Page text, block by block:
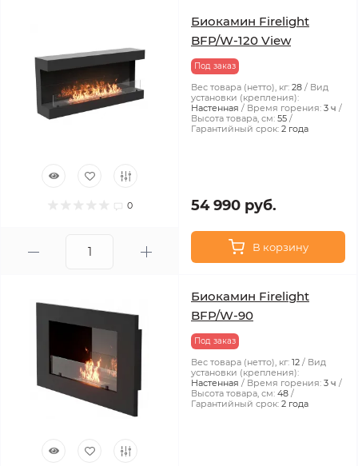
0
Биокамин Firelight
BFP/W-120 View
Под заказ
Вес товара (нетто), кг: 28
Вид
установки (крепления):
Настенная
Время горения: 3 ч
Высота товара, см: 55
Гарантийный срок: 2 года
54 990 руб.
В корзину
Биокамин Firelight
BFP/W-90
Под заказ
Вес товара (нетто), кг: 12
Вид
установки (крепления):
Настенная
Время горения: 3 ч
Высота товара, см: 48
Гарантийный срок: 2 года